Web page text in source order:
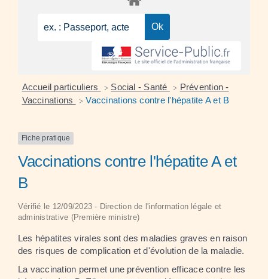
Accueil particuliers > Social - Santé > Prévention -
Vaccinations
> Vaccinations contre l'hépatite A et B
Fiche pratique
Vaccinations contre l'hépatite A et
B
Vérifié le 12/09/2023 - Direction de l'information légale et
administrative (Première ministre)
Les hépatites virales sont des maladies graves en raison
des risques de complication et d'évolution de la maladie.
La vaccination permet une prévention efficace contre les